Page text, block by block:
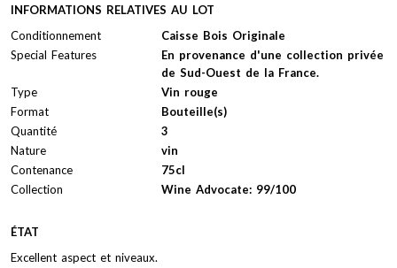
INFORMATIONS RELATIVES AU LOT
Conditionnement
Caisse Bois Originale
Special Features
En provenance d'une collection privée
de Sud-Ouest de la France.
Type
Vin rouge
Format
Bouteille(s)
Quantité
3
Nature
vin
Contenance
75cl
Collection
Wine Advocate: 99/100
ÉTAT
Excellent aspect et niveaux.